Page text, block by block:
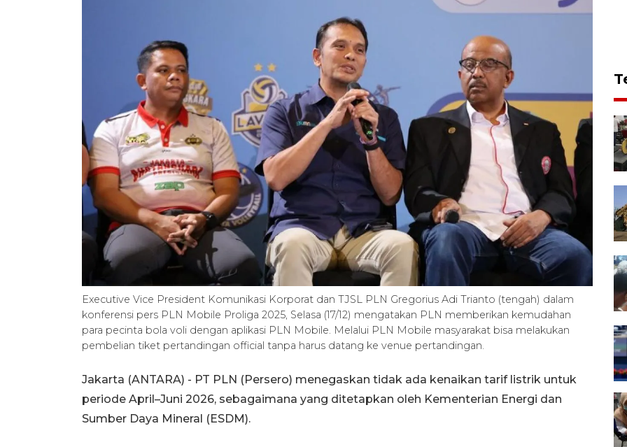
Executive Vice President Komunikasi Korporat dan TJSL PLN Gregorius Adi Trianto (tengah) dalam
konferensi pers PLN Mobile Proliga 2025, Selasa (17/12) mengatakan PLN memberikan kemudahan
para pecinta bola voli dengan aplikasi PLN Mobile. Melalui PLN Mobile masyarakat bisa melakukan
pembelian tiket pertandingan official tanpa harus datang ke venue pertandingan.
Jakarta (ANTARA) - PT PLN (Persero) menegaskan tidak ada kenaikan tarif listrik untuk
periode April–Juni 2026, sebagaimana yang ditetapkan oleh Kementerian Energi dan
Sumber Daya Mineral (ESDM).